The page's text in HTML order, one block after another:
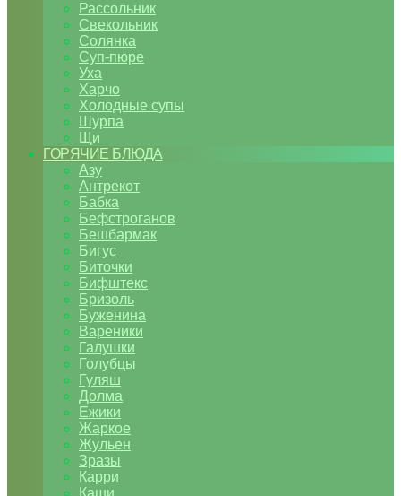
Рассольник
Свекольник
Солянка
Суп-пюре
Уха
Харчо
Холодные супы
Шурпа
Щи
ГОРЯЧИЕ БЛЮДА
Азу
Антрекот
Бабка
Бефстроганов
Бешбармак
Бигус
Биточки
Бифштекс
Бризоль
Буженина
Вареники
Галушки
Голубцы
Гуляш
Долма
Ежики
Жаркое
Жульен
Зразы
Карри
Каши